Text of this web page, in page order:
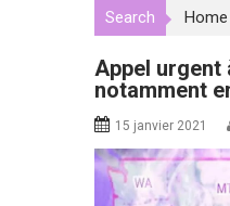
Search Home
Appel urgent
notamment
15 janvier 2021